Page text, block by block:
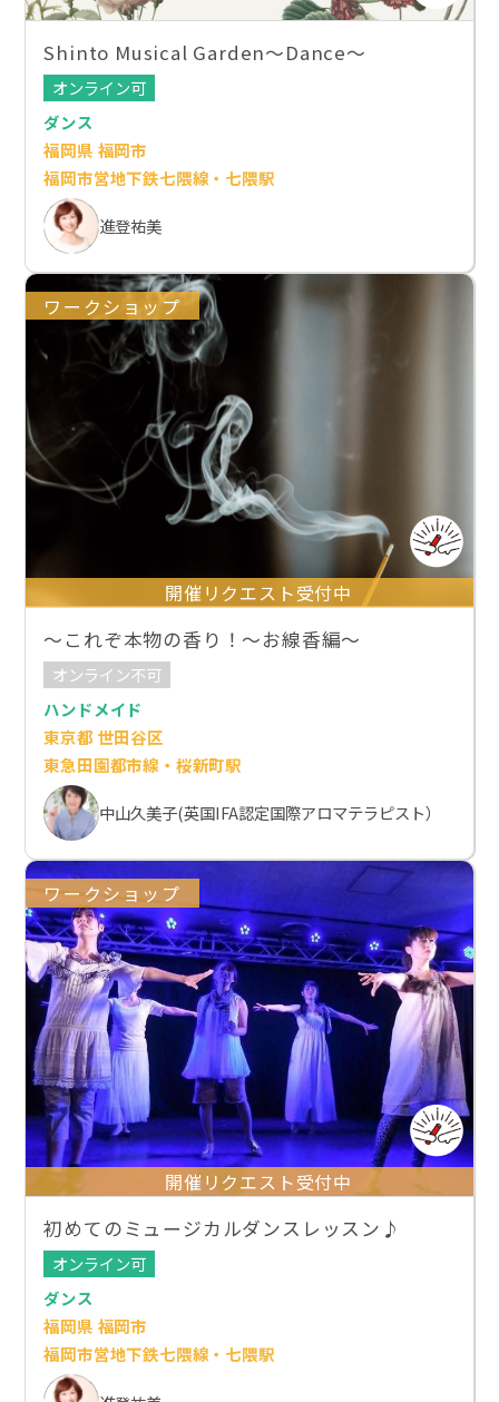
Shinto Musical Garden〜Dance〜
オンライン可
ダンス
福岡県 福岡市
福岡市営地下鉄七隈線・七隈駅
進登祐美
ワークショップ
開催リクエスト受付中
～これぞ本物の香り！～お線香編～
オンライン不可
ハンドメイド
東京都 世田谷区
東急田園都市線・桜新町駅
中山久美子(英国IFA認定国際アロマテラピスト）
ワークショップ
開催リクエスト受付中
初めてのミュージカルダンスレッスン♪
オンライン可
ダンス
福岡県 福岡市
福岡市営地下鉄七隈線・七隈駅